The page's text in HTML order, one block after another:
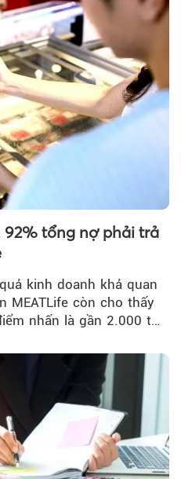
92% tổng nợ phải trả
kinh doanh khả quan
MEATLife còn cho thấy
nhấn là gần 2.000 tỷ